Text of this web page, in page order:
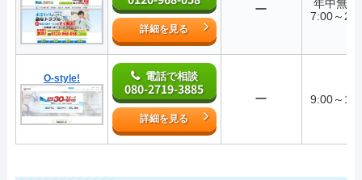
詳細を見る
ー
年中無
7:00～
O-style! 電話で相談
080-2719-3885
詳細を見る
ー 9:00～